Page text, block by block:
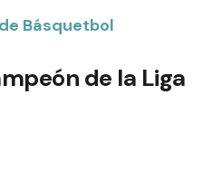
Básquetbol
de la Liga